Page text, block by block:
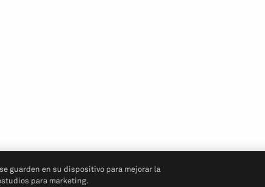
guarden en su dispositivo para mejorar la
para marketing.